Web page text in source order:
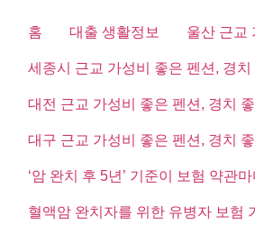
홈 대출 생활정보 울산 근교
세종시 근교 가성비 좋은 펜션, 경치
대전 근교 가성비 좋은 펜션, 경치
대구 근교 가성비 좋은 펜션, 경치
‘암 완치 후 5년’ 기준이 보험 약관
혈액암 완치자를 위한 유병자 보험